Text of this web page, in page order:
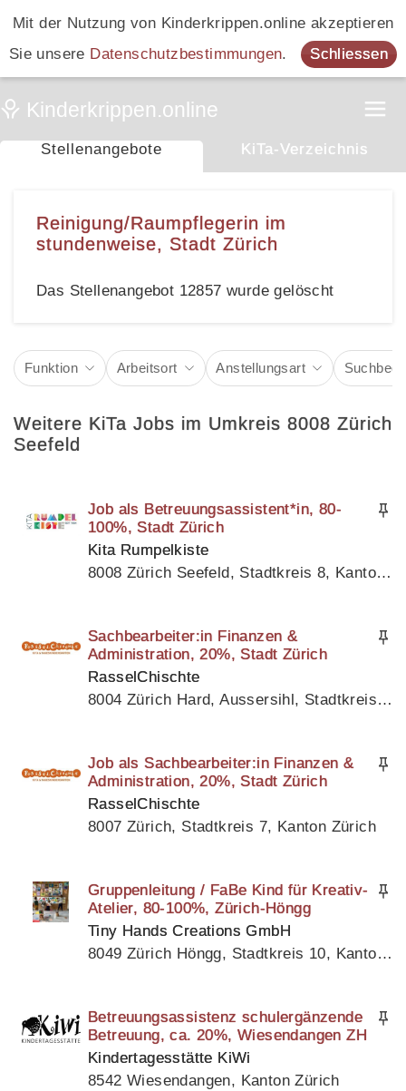
Mit der Nutzung von Kinderkrippen.online akzeptieren
Sie unsere Datenschutzbestimmungen. Schliessen
Stellenangebote KiTa-Verzeichnis
Reinigung/Raumpflegerin im
stundenweise, Stadt Zürich
Das Stellenangebot 12857 wurde gelöscht
Funktion Arbeitsort Anstellungsart
Weitere KiTa Jobs im Umkreis 8008 Zürich
Seefeld
Job als Betreuungsassistent*in, 80-
100%, Stadt Zürich
Kita Rumpelkiste
8008 Zürich Seefeld, Stadtkreis 8, Kanton Zürich
Sachbearbeiter:in Finanzen &
Administration, 20%, Stadt Zürich
RasselChischte
8004 Zürich Hard, Aussersihl, Stadtkreis 4, Kanton Zürich
Job als Sachbearbeiter:in Finanzen &
Administration, 20%, Stadt Zürich
RasselChischte
8007 Zürich, Stadtkreis 7, Kanton Zürich
Gruppenleitung / FaBe Kind für Kreativ-
Atelier, 80-100%, Zürich-Höngg
Tiny Hands Creations GmbH
8049 Zürich Höngg, Stadtkreis 10, Kanton Zürich
Betreuungsassistenz schulergänzende
Betreuung, ca. 20%, Wiesendangen ZH
Kindertagesstätte KiWi
8542 Wiesendangen, Kanton Zürich